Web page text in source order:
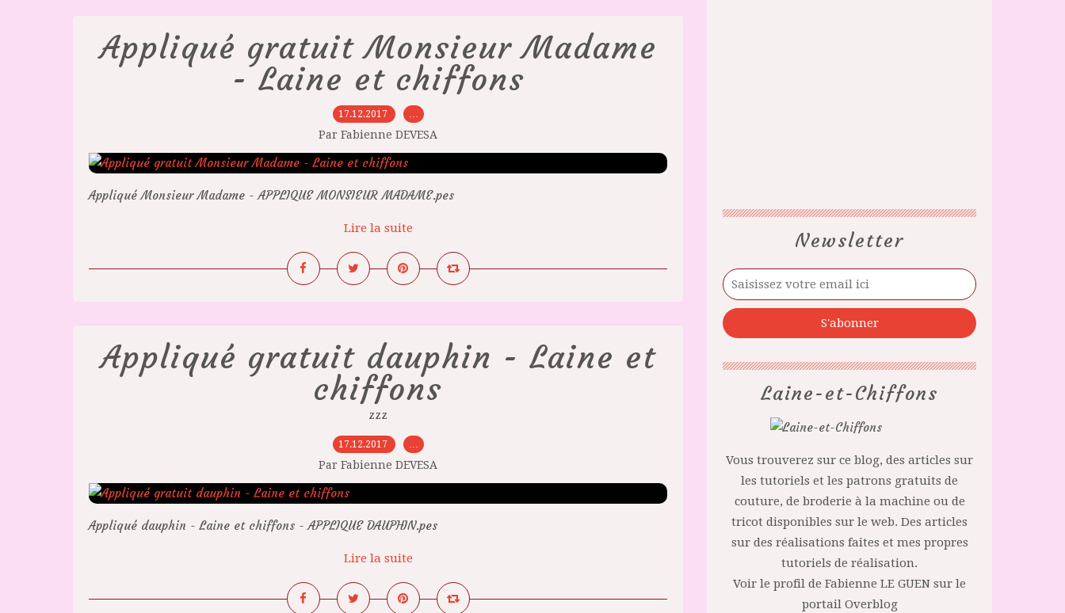
Appliqué gratuit Monsieur Madame
- Laine et chiffons
17.12.2017 …
Par Fabienne DEVESA
Appliqué Monsieur Madame - APPLIQUE MONSIEUR MADAME.pes
Lire la suite
Appliqué gratuit dauphin - Laine et
chiffons
zzz
17.12.2017 …
Par Fabienne DEVESA
Appliqué dauphin - Laine et chiffons - APPLIQUE DAUPHIN.pes
Lire la suite
Newsletter
Laine-et-Chiffons
Vous trouverez sur ce blog, des articles sur
les tutoriels et les patrons gratuits de
couture, de broderie à la machine ou de
tricot disponibles sur le web. Des articles
sur des réalisations faites et mes propres
tutoriels de réalisation.
Voir le profil de Fabienne LE GUEN sur le
portail Overblog